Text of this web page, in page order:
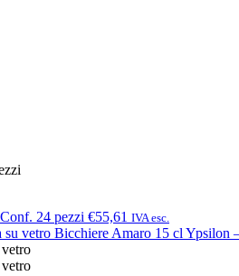
24 pezzi €55,61 IVA esc.
Bicchiere Amaro 15 cl Ypsilon